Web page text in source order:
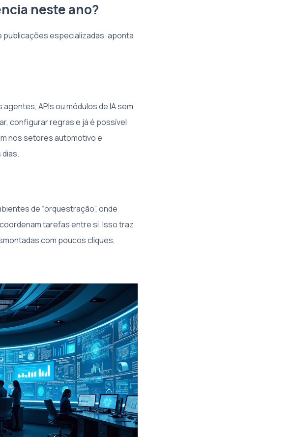
neste ano?
especializadas, aponta
APIs ou módulos de IA sem
configurar regras e já é possível
nos setores automotivo e
de “orquestração”, onde
tarefas entre si. Isso traz
com poucos cliques,